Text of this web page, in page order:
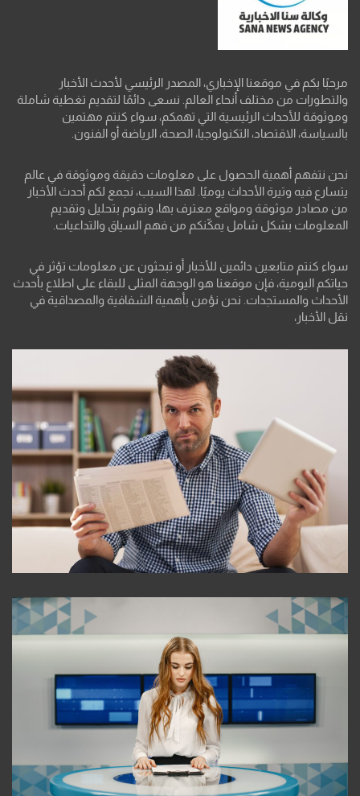
مرحبًا بكم في موقعنا الإخباري، المصدر الرئيسي لأحدث الأخبار
والتطورات من مختلف أنحاء العالم. نسعى دائمًا لتقديم تغطية شاملة
وموثوقة للأحداث الرئيسية التي تهمكم، سواء كنتم مهتمين
بالسياسة، الاقتصاد، التكنولوجيا، الصحة، الرياضة أو الفنون.
نحن نتفهم أهمية الحصول على معلومات دقيقة وموثوقة في عالم
يتسارع فيه وتيرة الأحداث يوميًا. لهذا السبب، نجمع لكم أحدث الأخبار
من مصادر موثوقة ومواقع معترف بها، ونقوم بتحليل وتقديم
المعلومات بشكل شامل يمكّنكم من فهم السياق والتداعيات.
سواء كنتم متابعين دائمين للأخبار أو تبحثون عن معلومات تؤثر في
حياتكم اليومية، فإن موقعنا هو الوجهة المثلى للبقاء على اطلاع بأحدث
الأحداث والمستجدات. نحن نؤمن بأهمية الشفافية والمصداقية في
نقل الأخبار،